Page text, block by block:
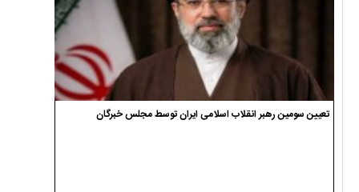
تعیین سومین رهبر انقلاب اسلامی ایران توسط مجلس خبرگان